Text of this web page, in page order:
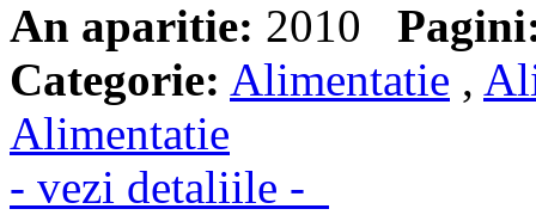
An aparitie: 2010
Categorie: Alimentatie ,
Alimentatie
- vezi detaliile -